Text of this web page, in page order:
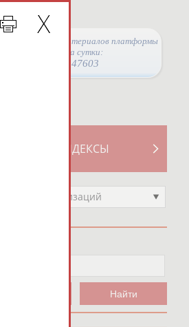
Просмотры материалов платформы
за сутки:
47603
СВОДНЫЕ ИНДЕКСЫ
тип организаций